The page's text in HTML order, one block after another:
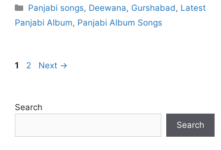
Categories
Panjabi songs, Deewana, Gurshabad , Latest
Panjabi Album, Panjabi Album Songs
Page
1 Page
2 Next →
Search
Search